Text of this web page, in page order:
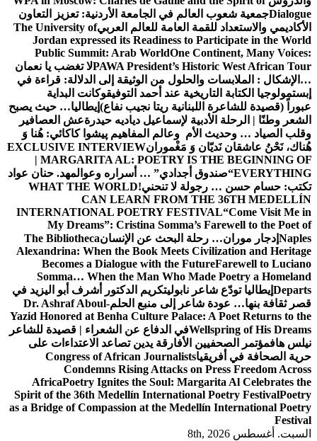
Dialogueجمعية شعوب العالم في الجامعة الأردنية: تعزيز التعاون
الأكاديمي والاستعداد للقمة العامة للعالم العربيThe University of
Jordan expressed its Readiness to Participate in the World
Public Summit: Arab WorldOne Continent, Many Voices:
PAWA President’s Historic West African Tourلا تغضب يا نعمان
…الإشكال : الملابسات والحلول من الوثيقة إلى الدلالة: قراءة في
إبستمولوجيا الكتابة التاريخية عند أحمد التوفيقوكانت البداية
عبوراً (قصيدة للشاعرة اللبنانية ريتا نجيب نفاع) إيطاليا… حيث يصبح
الشعر وطنًا | الرحلة الأدبية لإسماعيل دياديه حيدرةعش العصافير
وقلب الصياد … وحديث الأم وعالم المفاهيم پیشوا کاکائي: هُنا وَ
هُناك، نَحْنُ عاشقان نَديّان وَ مَغْمورانEXCLUSIVE INTERVIEW
| MARGARITA AL: POETRY IS THE BEGINNING OF
EVERYTHING“صندوق أجدادي” … أسراره وعوالمهد. حنان عواد
تكتب: حسام حسن … رجولة لا تنحني!WHAT THE WORLD
CAN LEARN FROM THE 36TH MEDELLÍN
INTERNATIONAL POETRY FESTIVAL“Come Visit Me in
My Dreams”: Cristina Somma’s Farewell to the Poet of
Naples إدجار موران… رحلة البحث عن الإنسانThe Bibliotheca
Alexandrina: When the Book Meets Civilization and Heritage
Becomes a Dialogue with the FutureFarewell to Luciano
Somma… When the Man Who Made Poetry a Homeland
Departs إيطاليا تودّع شاعر نابوليتكريم الدكتور أشرف أبو اليزيد في
قصر ثقافة بنها… عودة شاعر إلى منبع الحلمDr. Ashraf Aboul-
Yazid Honored at Benha Culture Palace: A Poet Returns to the
Wellspring of His Dreamsفي الدفاع عن الشعراء | قصيدة للشاعر
نيلس هافمؤتمر الصحفيين الأفارقة يدين تصاعد الاعتداءات على
حرية الصحافة في أفريقياCongress of African Journalists
Condemns Rising Attacks on Press Freedom Across
AfricaPoetry Ignites the Soul: Margarita Al Celebrates the
Spirit of the 36th Medellín International Poetry FestivalPoetry
as a Bridge of Compassion at the Medellín International Poetry
Festival
السبت. أغسطس 8th, 2026